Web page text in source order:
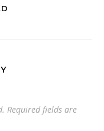
Required fields are